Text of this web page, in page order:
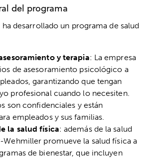
del programa
desarrollado un programa de salud
y terapia: La empresa
de asesoramiento psicológico a
garantizando que tengan
profesional cuando lo necesiten.
son confidenciales y están
empleados y sus familias.
la salud física: además de la salud
Wehmiller promueve la salud física a
de bienestar, que incluyen